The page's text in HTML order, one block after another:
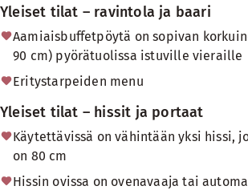
Yleiset tilat – ravintola ja baari
Aamiaisbuffetpöytä on sopivan
90 cm) pyörätuolissa istuville vieraille
Eritystarpeiden menu
Yleiset tilat – hissit ja portaat
Käytettävissä on vähintään yksi hissi,
on 80 cm
Hissin ovissa on ovenavaaja tai